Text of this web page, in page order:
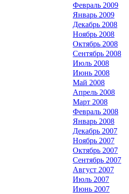
Февраль 2009
Январь 2009
Декабрь 2008
Ноябрь 2008
Октябрь 2008
Сентябрь 2008
Июль 2008
Июнь 2008
Май 2008
Апрель 2008
Март 2008
Февраль 2008
Январь 2008
Декабрь 2007
Ноябрь 2007
Октябрь 2007
Сентябрь 2007
Август 2007
Июль 2007
Июнь 2007